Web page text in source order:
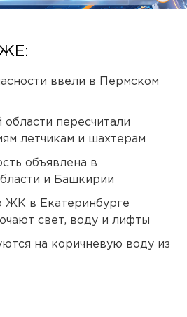
ввели в Пермском
пересчитали
летчикам и шахтерам
объявлена в
и Башкирии
ЖК в Екатеринбурге
свет, воду и лифты
на коричневую воду из